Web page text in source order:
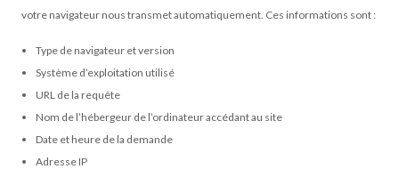
votre navigateur nous transmet automatiquement. Ces informations sont :
Type de navigateur et version
Système d’exploitation utilisé
URL de la requête
Nom de l’hébergeur de l’ordinateur accédant au site
Date et heure de la demande
Adresse IP